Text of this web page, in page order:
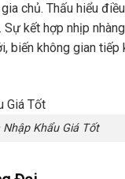
chủ. Thấu hiểu
. Sự kết hợp nhịp
không gian tiếp
Khẩu Giá Tốt